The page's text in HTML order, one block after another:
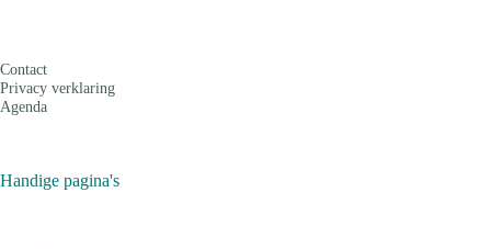
Contact
Privacy verklaring
Agenda
Handige pagina's